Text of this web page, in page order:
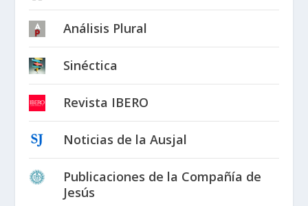
Análisis Plural
Sinéctica
Revista IBERO
Noticias de la Ausjal
Publicaciones de la Compañía de
Jesús